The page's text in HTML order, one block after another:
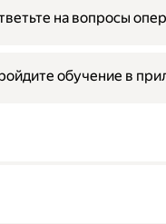
на вопросы
обучение в